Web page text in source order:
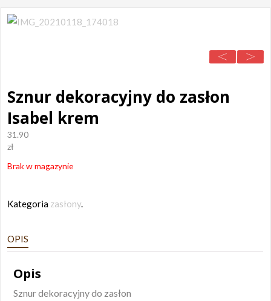
Sznur dekoracyjny do zasłon
Isabel krem
31.90
zł
Brak w magazynie
Kategoria zasłony.
OPIS
Opis
Sznur dekoracyjny do zasłon